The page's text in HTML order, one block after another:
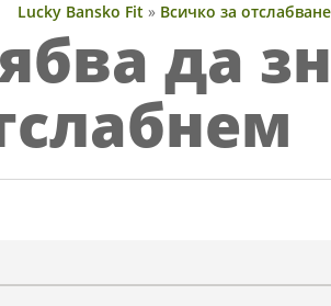
Lucky Bansko Fit » Всичко за
да